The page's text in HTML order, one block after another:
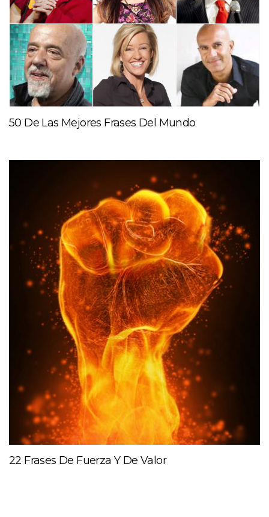
50 De Las Mejores Frases Del Mundo
22 Frases De Fuerza Y De Valor